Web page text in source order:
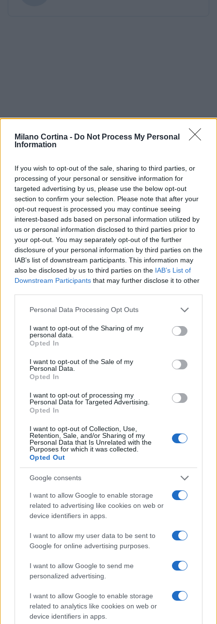
Milano Cortina - Do Not Process My Personal
Information
If you wish to opt-out of the sale, sharing to third parties, or
processing of your personal or sensitive information for
targeted advertising by us, please use the below opt-out
section to confirm your selection. Please note that after your
opt-out request is processed you may continue seeing
interest-based ads based on personal information utilized by
us or personal information disclosed to third parties prior to
your opt-out. You may separately opt-out of the further
disclosure of your personal information by third parties on the
IAB’s list of downstream participants. This information may
also be disclosed by us to third parties on the IAB’s List of
Downstream Participants that may further disclose it to other
Please note that this website/app uses one or more Google
not limited to your visit or usage behaviour. You may click to
grant or deny consent to Google and its third-party tags to
use your data for below specified purposes in below Google
consent section.
Personal Data Processing Opt Outs
I want to opt-out of the Sharing of my
personal data.
Opted In
I want to opt-out of the Sale of my
Personal Data.
Opted In
I want to opt-out of processing my
Personal Data for Targeted Advertising.
Opted In
I want to opt-out of Collection, Use,
Retention, Sale, and/or Sharing of my
Personal Data that Is Unrelated with the
Purposes for which it was collected.
Opted Out
Google consents
I want to allow Google to enable storage
related to advertising like cookies on web or
device identifiers in apps.
I want to allow my user data to be sent to
Google for online advertising purposes.
I want to allow Google to send me
personalized advertising.
I want to allow Google to enable storage
related to analytics like cookies on web or
device identifiers in apps.
Continua a leggere
Pianificare gite di sci alpinismo: mappe, ARTVA e
scelta dei pendii
SCI ALPINISMO
Come pianificare gite di sci alpinismo leggendo il
Marco Tessari · 7 Ago 2026